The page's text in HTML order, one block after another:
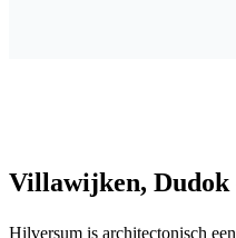
Villawijken, Dudok
Hilversum is architectonisch